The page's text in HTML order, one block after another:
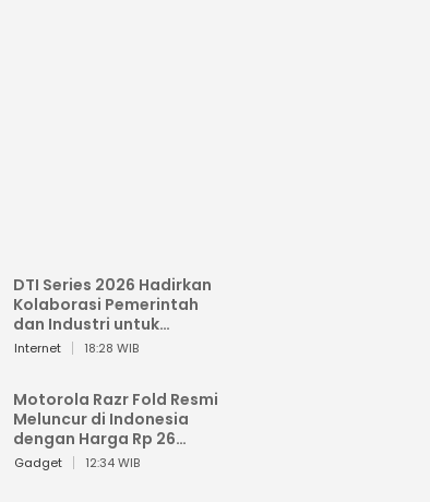
DTI Series 2026 Hadirkan
Kolaborasi Pemerintah
dan Industri untuk
Percepatan
Internet 18:28 WIB
Motorola Razr Fold Resmi
Meluncur di Indonesia
dengan Harga Rp 26
Jutaan
Gadget 12:34 WIB